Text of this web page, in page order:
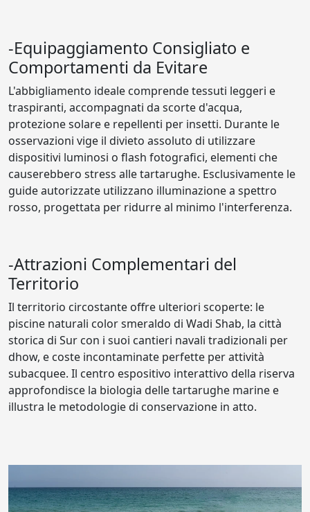
-Equipaggiamento Consigliato e
Comportamenti da Evitare
L'abbigliamento ideale comprende tessuti leggeri e
traspiranti, accompagnati da scorte d'acqua,
protezione solare e repellenti per insetti. Durante le
osservazioni vige il divieto assoluto di utilizzare
dispositivi luminosi o flash fotografici, elementi che
causerebbero stress alle tartarughe. Esclusivamente le
guide autorizzate utilizzano illuminazione a spettro
rosso, progettata per ridurre al minimo l'interferenza.
-Attrazioni Complementari del
Territorio
Il territorio circostante offre ulteriori scoperte: le
piscine naturali color smeraldo di Wadi Shab, la città
storica di Sur con i suoi cantieri navali tradizionali per
dhow, e coste incontaminate perfette per attività
subacquee. Il centro espositivo interattivo della riserva
approfondisce la biologia delle tartarughe marine e
illustra le metodologie di conservazione in atto.